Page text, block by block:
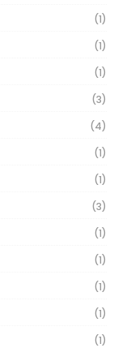
(1)
(1)
(1)
(3)
(4)
(1)
(1)
(3)
(1)
(1)
(1)
(1)
(1)